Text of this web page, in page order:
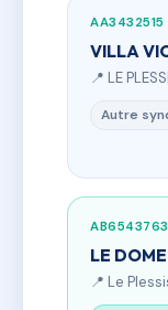
AA3432515
VILLA
📍 LE
Autre
AB6543763
LE DOME
📍 Le